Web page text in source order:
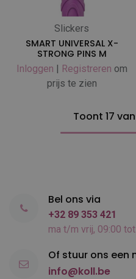
Slickers
SMART UNIVERSAL X-
STRONG PINS M
Inloggen | Registreren om
prijs te zien
Toont 17
Bel ons via
+32 89 353 421
ma t/m vrij, 09:00
Of stuur ons een
info@koll.be